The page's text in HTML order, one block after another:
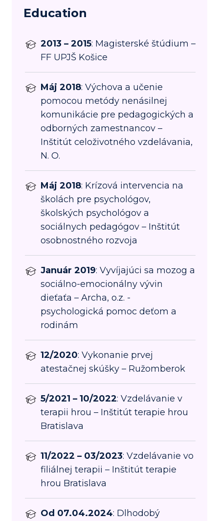
Education
2013 – 2015: Magisterské štúdium –
FF UPJŠ Košice
Máj 2018: Výchova a učenie
pomocou metódy nenásilnej
komunikácie pre pedagogických a
odborných zamestnancov –
Inštitút celoživotného vzdelávania,
N. O.
Máj 2018: Krízová intervencia na
školách pre psychológov,
školských psychológov a
sociálnych pedagógov – Inštitút
osobnostného rozvoja
Január 2019: Vyvíjajúci sa mozog a
sociálno-emocionálny vývin
dieťaťa – Archa, o.z. -
psychologická pomoc deťom a
rodinám
12/2020: Vykonanie prvej
atestačnej skúšky – Ružomberok
5/2021 – 10/2022: Vzdelávanie v
terapii hrou – Inštitút terapie hrou
Bratislava
11/2022 – 03/2023: Vzdelávanie vo
filiálnej terapii – Inštitút terapie
hrou Bratislava
Od 07.04.2024: Dlhodobý